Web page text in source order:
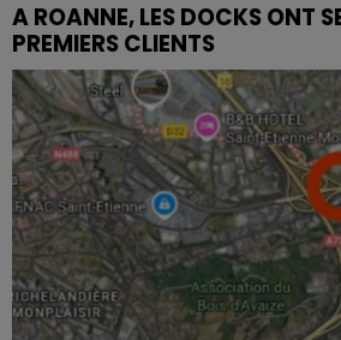
A ROANNE, LES DOCKS ONT
PREMIERS CLIENTS